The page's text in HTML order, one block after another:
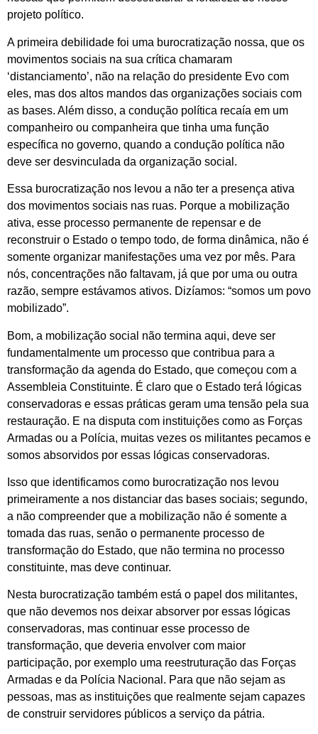
projeto político.
A primeira debilidade foi uma burocratização nossa, que os
movimentos sociais na sua crítica chamaram
‘distanciamento’, não na relação do presidente Evo com
eles, mas dos altos mandos das organizações sociais com
as bases. Além disso, a condução política recaía em um
companheiro ou companheira que tinha uma função
específica no governo, quando a condução política não
deve ser desvinculada da organização social.
Essa burocratização nos levou a não ter a presença ativa
dos movimentos sociais nas ruas. Porque a mobilização
ativa, esse processo permanente de repensar e de
reconstruir o Estado o tempo todo, de forma dinâmica, não é
somente organizar manifestações uma vez por mês. Para
nós, concentrações não faltavam, já que por uma ou outra
razão, sempre estávamos ativos. Dizíamos: “somos um povo
mobilizado”.
Bom, a mobilização social não termina aqui, deve ser
fundamentalmente um processo que contribua para a
transformação da agenda do Estado, que começou com a
Assembleia Constituinte. É claro que o Estado terá lógicas
conservadoras e essas práticas geram uma tensão pela sua
restauração. E na disputa com instituições como as Forças
Armadas ou a Polícia, muitas vezes os militantes pecamos e
somos absorvidos por essas lógicas conservadoras.
Isso que identificamos como burocratização nos levou
primeiramente a nos distanciar das bases sociais; segundo,
a não compreender que a mobilização não é somente a
tomada das ruas, senão o permanente processo de
transformação do Estado, que não termina no processo
constituinte, mas deve continuar.
Nesta burocratização também está o papel dos militantes,
que não devemos nos deixar absorver por essas lógicas
conservadoras, mas continuar esse processo de
transformação, que deveria envolver com maior
participação, por exemplo uma reestruturação das Forças
Armadas e da Polícia Nacional. Para que não sejam as
pessoas, mas as instituições que realmente sejam capazes
de construir servidores públicos a serviço da pátria.